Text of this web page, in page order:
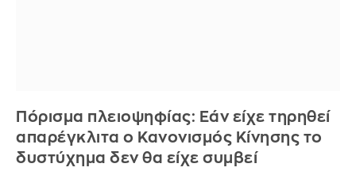
Πόρισμα πλειοψηφίας: Εάν είχε τηρηθεί
απαρέγκλιτα ο Κανονισμός Κίνησης το
δυστύχημα δεν θα είχε συμβεί